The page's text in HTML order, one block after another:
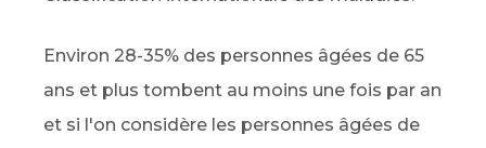
Environ 28-35% des personnes âgées de 65
ans et plus tombent au moins une fois par an
et si l'on considère les personnes âgées de